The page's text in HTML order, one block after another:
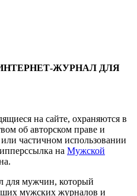
ИНТЕРНЕТ-ЖУРНАЛ ДЛЯ
на сайте, охраняются в
об авторском праве и
частичном использовании
на Мужской
для мужчин, который
мужских журналов и